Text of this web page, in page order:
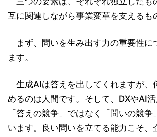
互に関連しながら事業変革を支えるも
まず、問いを生み出す力の重要性に
ます。
生成AIは答えを出してくれますが、
めるのは人間です。そして、DXやAI活
「答えの競争」ではなく「問いの競争
います。良い問いを立てる能力こそ、